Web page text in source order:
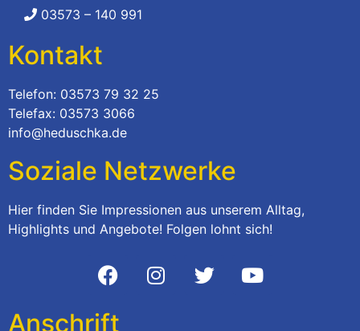
03573 – 140 991
Kontakt
Telefon: 03573 79 32 25
Telefax: 03573 3066
info@heduschka.de
Soziale Netzwerke
Hier finden Sie Impressionen aus unserem Alltag,
Highlights und Angebote! Folgen lohnt sich!
Anschrift